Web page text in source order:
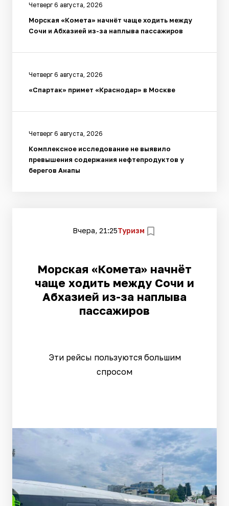
Четверг 6 августа, 2026
Морская «Комета» начнёт чаще ходить между
Сочи и Абхазией из-за наплыва пассажиров
Четверг 6 августа, 2026
«Спартак» примет «Краснодар» в Москве
Четверг 6 августа, 2026
Комплексное исследование не выявило
превышения содержания нефтепродуктов у
берегов Анапы
Вчера, 21:25Туризм
Морская «Комета» начнёт
чаще ходить между Сочи и
Абхазией из-за наплыва
пассажиров
Эти рейсы пользуются большим
спросом